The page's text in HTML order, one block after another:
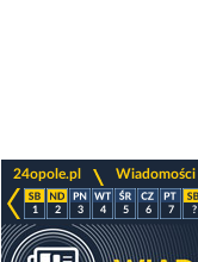
24opole.pl Wiadomości
1 2 3 4 5 6 7 ?